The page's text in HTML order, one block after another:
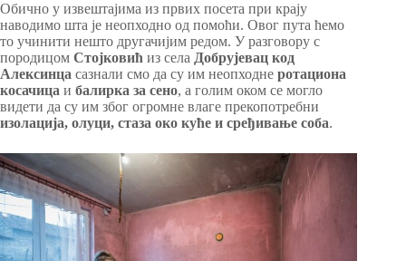
Обично у извештајима из првих посета при крају
наводимо шта је неопходно од помоћи. Овог пута ћемо
то учинити нешто другачијим редом. У разговору с
породицом Стојковић из села Добрујевац код
Алексинца сазнали смо да су им неопходне ротациона
косачица и балирка за сено, а голим оком се могло
видети да су им због огромне влаге прекопотребни
изолација, олуци, стаза око куће и сређивање соба.